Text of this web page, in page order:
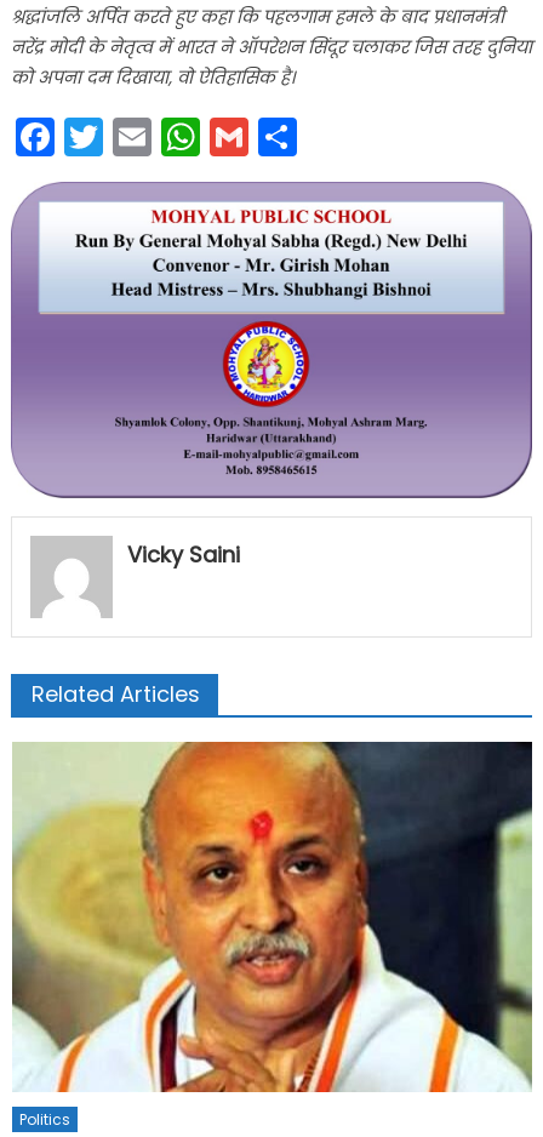
श्रद्धांजलि अर्पित करते हुए कहा कि पहलगाम हमले के बाद प्रधानमंत्री
नरेंद्र मोदी के नेतृत्व में भारत ने ऑपरेशन सिंदूर चलाकर जिस तरह दुनिया
को अपना दम दिखाया, वो ऐतिहासिक है।
Facebook
Twitter
EmailWhatsApp
GmailShare
Vicky Saini
Related Articles
Politics